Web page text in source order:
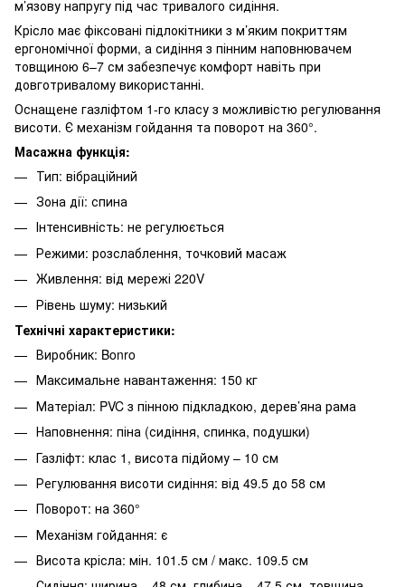
м’язову напругу під час тривалого сидіння.
Крісло має фіксовані підлокітники з м’яким покриттям
ергономічної форми, а сидіння з пінним наповнювачем
товщиною 6–7 см забезпечує комфорт навіть при
довготривалому використанні.
Оснащене газліфтом 1-го класу з можливістю регулювання
висоти. Є механізм гойдання та поворот на 360°.
Масажна функція:
Тип: вібраційний
Зона дії: спина
Інтенсивність: не регулюється
Режими: розслаблення, точковий масаж
Живлення: від мережі 220V
Рівень шуму: низький
Технічні характеристики:
Виробник: Bonro
Максимальне навантаження: 150 кг
Матеріал: PVC з пінною підкладкою, дерев’яна рама
Наповнення: піна (сидіння, спинка, подушки)
Газліфт: клас 1, висота підйому – 10 см
Регулювання висоти сидіння: від 49.5 до 58 см
Поворот: на 360°
Механізм гойдання: є
Висота крісла: мін. 101.5 см / макс. 109.5 см